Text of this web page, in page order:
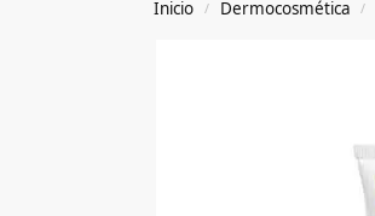
Inicio / Dermocosmética /